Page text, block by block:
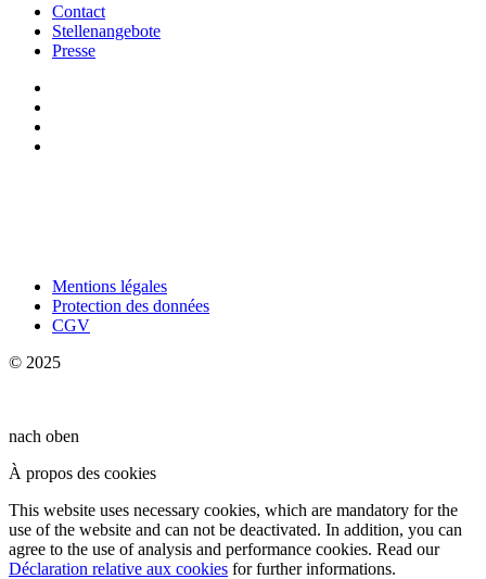
Contact
Stellenangebote
Presse
Mentions légales
Protection des données
CGV
© 2025
nach oben
À propos des cookies
This website uses necessary cookies, which are mandatory for the
use of the website and can not be deactivated. In addition, you can
agree to the use of analysis and performance cookies. Read our
Déclaration relative aux cookies for further informations.